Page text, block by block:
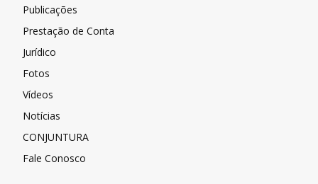
Publicações
Prestação de Conta
Jurídico
Fotos
Vídeos
Notícias
CONJUNTURA
Fale Conosco